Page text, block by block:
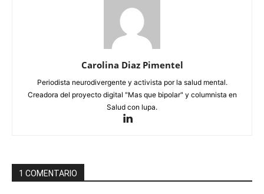
Carolina Diaz Pimentel
Periodista neurodivergente y activista por la salud mental.
Creadora del proyecto digital "Mas que bipolar" y columnista en
Salud con lupa.
1 COMENTARIO